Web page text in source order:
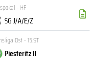
- HF
SG J/A/E/Z
Ost - 15.ST
Piesteritz II